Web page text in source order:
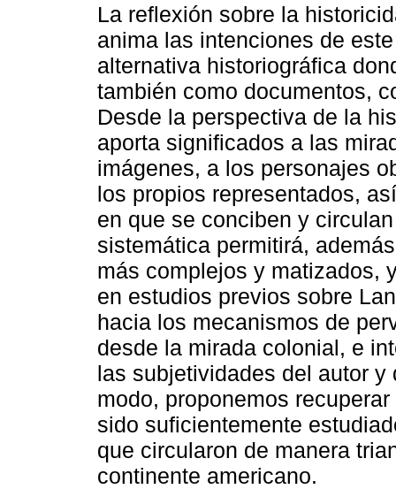
La reflexión sobre la
anima las intenciones de
alternativa historiográfica
también como documentos,
Desde la perspectiva de la
aporta significados a las
imágenes, a los personajes
los propios representados,
en que se conciben y
sistemática permitirá,
más complejos y matizados,
en estudios previos sobre
hacia los mecanismos de
desde la mirada colonial, e
las subjetividades del autor
modo, proponemos
sido suficientemente
que circularon de manera
continente americano.